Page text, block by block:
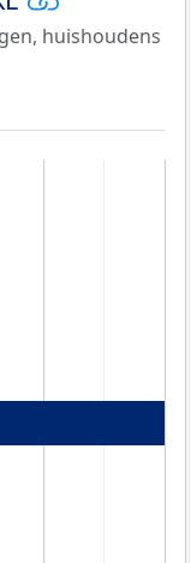
huishoudens